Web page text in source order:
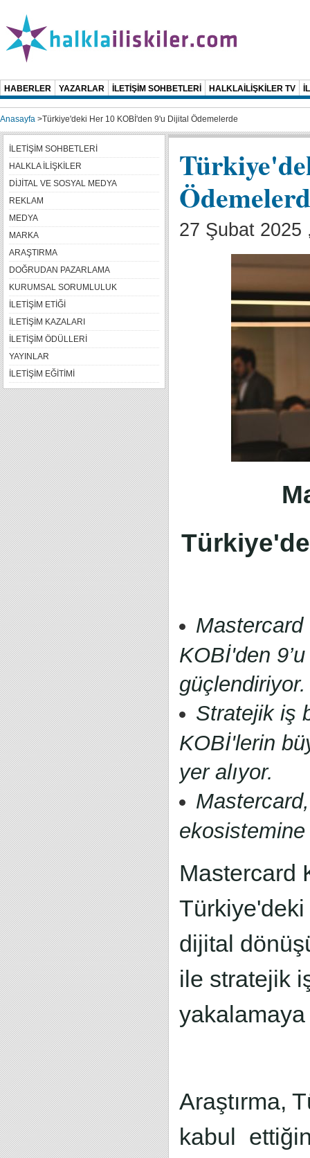
HABERLER YAZARLAR İLETİŞİM SOHBETLERİ HALKLAİLİŞKİLER TV
Anasayfa >Türkiye'deki Her 10 KOBİ'den 9'u Dijital Ödemelerde
27 Şubat 2025
Mastercard
KOBİ'den
güçlendiriyor.
Stratejik iş
KOBİ'lerin
yer alıyor.
Mastercard
dijital
ile stratejik
yakalamaya
Araştırma,
kabul
İLETİŞİM SOHBETLERİ
HALKLA İLİŞKİLER
DİJİTAL VE SOSYAL MEDYA
REKLAM
MEDYA
MARKA
ARAŞTIRMA
DOĞRUDAN PAZARLAMA
KURUMSAL SORUMLULUK
İLETİŞİM ETİĞİ
İLETİŞİM KAZALARI
İLETİŞİM ÖDÜLLERİ
YAYINLAR
İLETİŞİM EĞİTİMİ